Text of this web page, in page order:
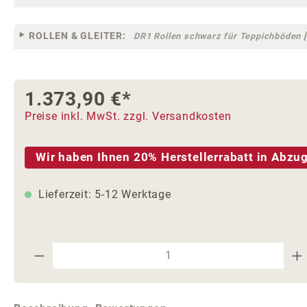
ROLLEN & GLEITER: DR1 Rollen schwarz für Teppichböden
1.373,90 €*
Preise inkl. MwSt. zzgl. Versandkosten
Wir haben Ihnen 20% Herstellerrabatt in
Lieferzeit: 5-12 Werktage
Produkt Anzahl: Gib den